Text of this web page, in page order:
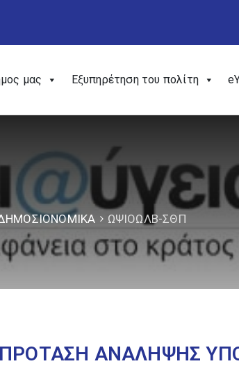
μας Εξυπηρέτηση του πολίτη
ΩΨΙΟΩΛΒ-ΣΘΠ
ΑΝΑΛΗΨΗΣ